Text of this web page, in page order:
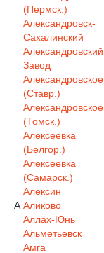
А
(Пермск.)
Александровск-
Сахалинский
Александровский
Завод
Александровское
(Ставр.)
Александровское
(Томск.)
Алексеевка
(Белгор.)
Алексеевка
(Самарск.)
Алексин
Аликово
Аллах-Юнь
Альметьевск
Амга